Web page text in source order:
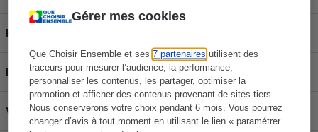
Gérer mes cookies
Que Choisir Ensemble et ses7 partenaires utilisent des
traceurs pour mesurer l’audience, la performance,
personnaliser les contenus, les partager, optimiser la
promotion et afficher des contenus provenant de sites tiers.
Nous conserverons votre choix pendant 6 mois. Vous pourrez
changer d’avis à tout moment en utilisant le lien « paramétrer
Haier
Indesit Contenu réservé aux abonnés
Whirlpool Contenu réservé aux abonnés